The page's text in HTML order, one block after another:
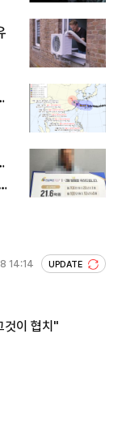
14:14 UPDATE
것이 협치"